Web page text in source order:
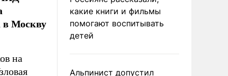
в Москву
на
какие книги и фильмы
помогают воспитывать
детей
Альпинист допустил